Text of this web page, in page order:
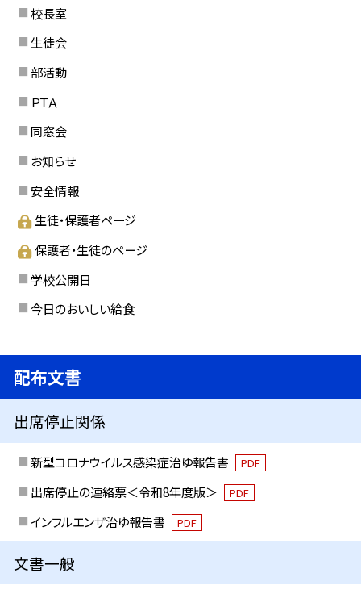
校長室
生徒会
部活動
ＰＴＡ
同窓会
お知らせ
安全情報
生徒・保護者ページ
保護者・生徒のページ
学校公開日
今日のおいしい給食
配布文書
出席停止関係
新型コロナウイルス感染症治ゆ報告書 PDF
出席停止の連絡票＜令和8年度版＞ PDF
インフルエンザ治ゆ報告書 PDF
文書一般